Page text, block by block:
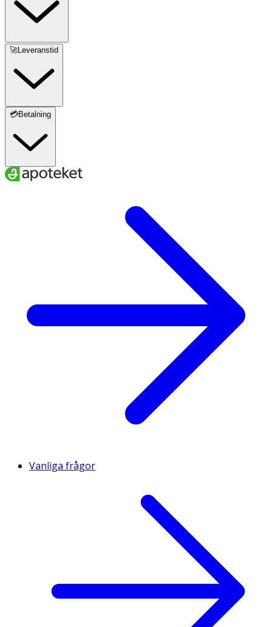
🚀Leveranstid
💳Betalning
Vanliga frågor